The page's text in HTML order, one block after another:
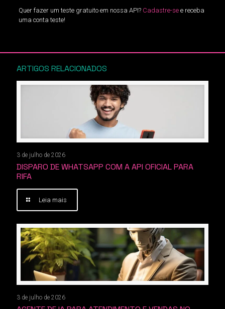
Quer fazer um teste gratuito em nossa API? Cadastre-see receba
uma conta teste!
ARTIGOS RELACIONADOS
3 de julho de 2026
DISPARO DE WHATSAPP COM A API OFICIAL PARA
RIFA
Leia mais
3 de julho de 2026